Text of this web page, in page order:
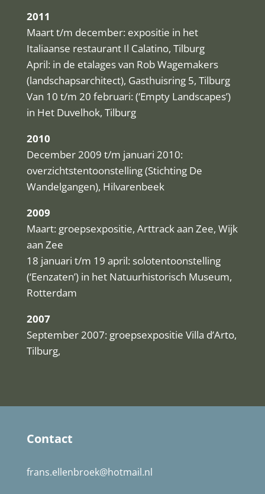
2011
Maart t/m december: expositie in het
Italiaanse restaurant Il Calatino, Tilburg
April: in de etalages van Rob Wagemakers
(landschapsarchitect), Gasthuisring 5, Tilburg
Van 10 t/m 20 februari: (‘Empty Landscapes’)
in Het Duvelhok, Tilburg
2010
December 2009 t/m januari 2010:
overzichtstentoonstelling (Stichting De
Wandelgangen), Hilvarenbeek
2009
Maart: groepsexpositie, Arttrack aan Zee, Wijk
aan Zee
18 januari t/m 19 april: solotentoonstelling
(‘Eenzaten’) in het Natuurhistorisch Museum,
Rotterdam
2007
September 2007: groepsexpositie Villa d’Arto,
Tilburg,
Contact
frans.ellenbroek@hotmail.nl